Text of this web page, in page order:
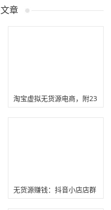
章
淘宝虚拟无货源电商，附23
节淘宝虚拟店铺培训课程介
无货源赚钱：抖音小店店群
项目!